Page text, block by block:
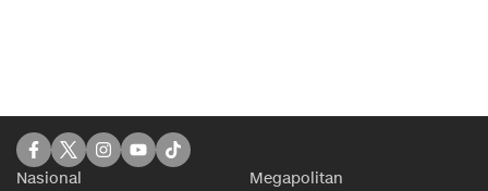
Nasional
Megapolitan